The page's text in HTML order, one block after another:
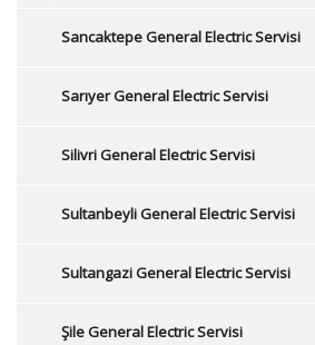
Sancaktepe General Electric Servisi
Sarıyer General Electric Servisi
Silivri General Electric Servisi
Sultanbeyli General Electric Servisi
Sultangazi General Electric Servisi
Şile General Electric Servisi